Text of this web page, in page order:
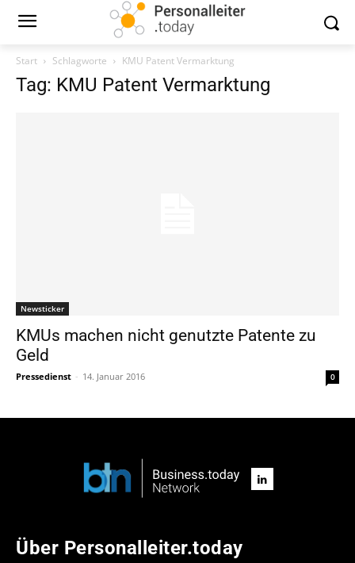
Start Schlagworte KMU Patent Vermarktung
Tag: KMU Patent Vermarktung
Newsticker
KMUs machen nicht genutzte Patente zu
Geld
Pressedienst - 14. Januar 2016 0
Über Personalleiter.today